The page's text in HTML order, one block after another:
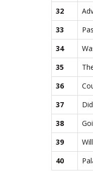
32
33
34
35
36
37
Did
38
39
Will
40